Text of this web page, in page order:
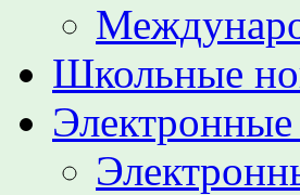
Школьные